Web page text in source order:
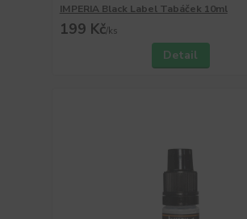
IMPERIA Black Label Tabáček 10ml
199 Kč/ks
Detail